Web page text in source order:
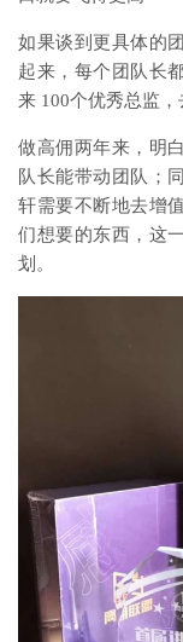
如果谈到更具体的
起来，每个团队长
来 100个优秀总监，
做高佣两年来，明
队长能带动团队；
轩需要不断地去增
们想要的东西，这
划。